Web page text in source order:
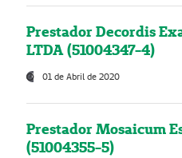
Prestador Decordis
LTDA (51004347-4)
01 de Abril de 2020
Prestador Mosaicum
(51004355-5)